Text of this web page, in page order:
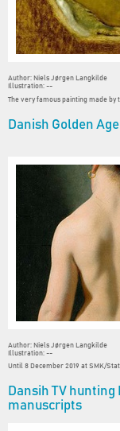
Author: Niels Jørgen Langkilde
Illustration: --
The very famous painting made by
Danish Golden
Author: Niels Jørgen Langkilde
Illustration: --
Until 8 December 2019 at SMK/
Dansih TV
manuscripts